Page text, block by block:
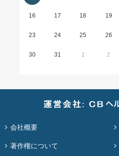
16 17 18 19
23 24 25 26
30 31 1 2
会社概要
著作権について